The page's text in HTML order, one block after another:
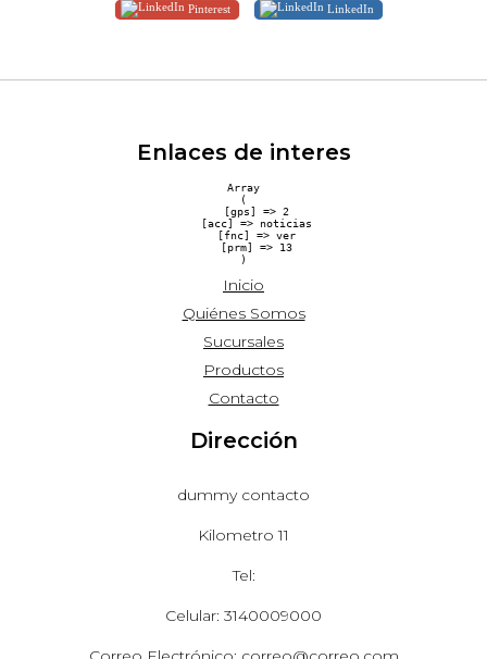
Pinterest LinkedIn
Enlaces de interes
Array
(
    [gps] => 2
    [acc] => noticias
    [fnc] => ver
    [prm] => 13
Inicio
Quiénes Somos
Sucursales
Productos
Contacto
Dirección
dummy contacto
Kilometro 11
Tel:
Celular: 3140009000